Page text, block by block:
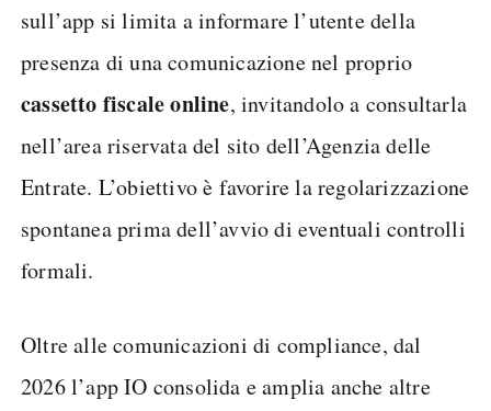
sull’app si limita a informare l’utente della
presenza di una comunicazione nel proprio
cassetto fiscale online, invitandolo a consultarla
nell’area riservata del sito dell’Agenzia delle
Entrate. L’obiettivo è favorire la regolarizzazione
spontanea prima dell’avvio di eventuali controlli
formali.
Oltre alle comunicazioni di compliance, dal
2026 l’app IO consolida e amplia anche altre